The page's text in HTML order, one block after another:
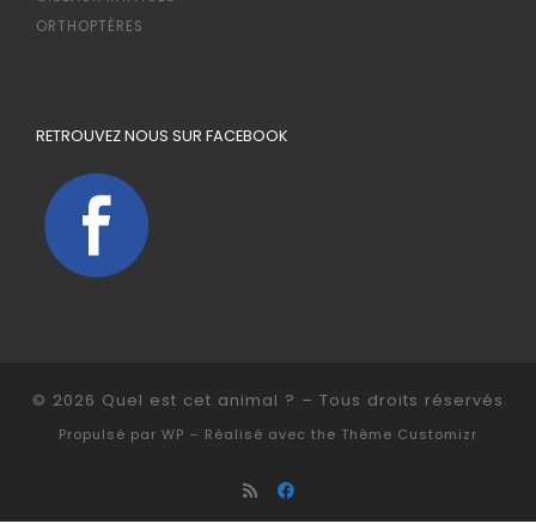
ORTHOPTÈRES
RETROUVEZ NOUS SUR FACEBOOK
© 2026 Quel est cet animal ? – Tous droits réservés
Propulsé par WP – Réalisé avec the Thème Customizr